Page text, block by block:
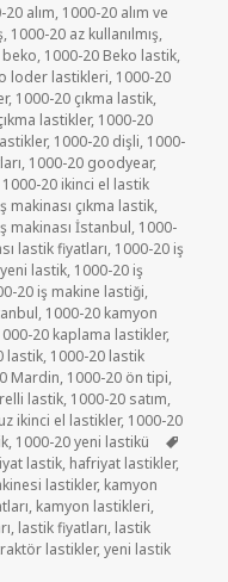
20 alım, 1000-20 alım ve
, 1000-20 az kullanılmış,
beko, 1000-20 Beko lastik,
loder lastikleri, 1000-20
, 1000-20 çıkma lastik,
lastikler, 1000-20
, 1000-20 dişli, 1000-
, 1000-20 goodyear,
1000-20 ikinci el lastik
makinası çıkma lastik,
makinası İstanbul, 1000-
lastik fiyatları, 1000-20 iş
lastik, 1000-20 iş
20 iş makine lastiği,
, 1000-20 kamyon
20 kaplama lastikler,
lastik, 1000-20 lastik
Mardin, 1000-20 ön tipi,
lastik, 1000-20 satım,
ikinci el lastikler, 1000-20
, 1000-20 yeni lastikü
lastik, hafriyat lastikler,
lastikler, kamyon
, kamyon lastikleri,
, lastik fiyatları, lastik
lastikler,yeni lastik
LASTİKLER için